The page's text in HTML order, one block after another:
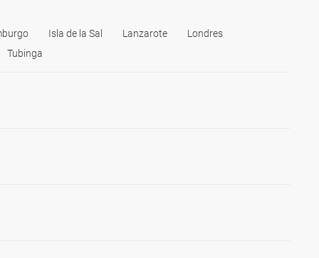
Isla de la Sal Lanzarote
Londres
Tubinga